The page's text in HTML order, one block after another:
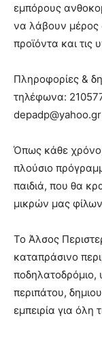
εμπόρους
να λάβουν μέρος
προϊόντα και τις
Πληροφορίες &
τηλέφωνα:
depadp@yahoo.gr
Όπως κάθε
πλούσιο
παιδιά, που θα
μικρών μας
Το Άλσος
καταπράσινο
ποδηλατοδρόμιο,
περιπάτου,
εμπειρία για όλη